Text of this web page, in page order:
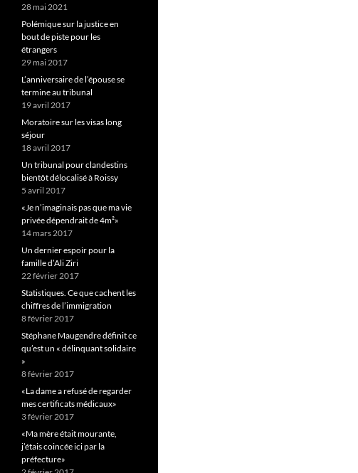
28 mai 2021
Polémique sur la justice en
bout de piste pour les
étrangers
29 mai 2017
L’anniversaire de l’épouse se
termine au tribunal
19 avril 2017
Moratoire sur les visas long
séjour
18 avril 2017
Un tribunal pour clandestins
bientôt délocalisé à Roissy
5 avril 2017
«Je n’imaginais pas que ma vie
privée dépendrait de 4m²»
14 mars 2017
Un dernier espoir pour la
famille d’Ali Ziri
22 février 2017
Statistiques. Ce que cachent les
chiffres de l’immigration
8 février 2017
Stéphane Maugendre définit ce
qu’est un « délinquant solidaire
»
8 février 2017
«La dame a refusé de regarder
mes certificats médicaux»
3 février 2017
«Ma mère était mourante,
j’étais coincée ici par la
préfecture»